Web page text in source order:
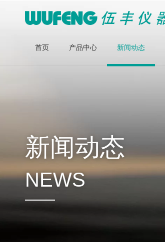
首页 产品中心 新闻动态
新闻动态
NEWS